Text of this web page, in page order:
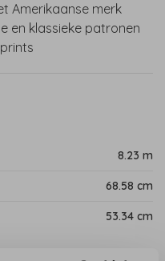
Amerikaanse merk
en klassieke patronen
8.23 m
68.58 cm
53.34 cm